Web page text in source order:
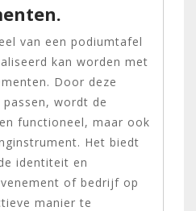
van een podiumtafel
kan worden met
Door deze
wordt de
functioneel, maar ook
Het biedt
identiteit en
of bedrijf op
manier te